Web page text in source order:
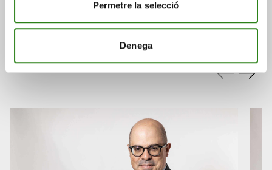
Permetre la selecció
Denega
També et pot interessar
Consulta a continuació altres notícies relacionades.